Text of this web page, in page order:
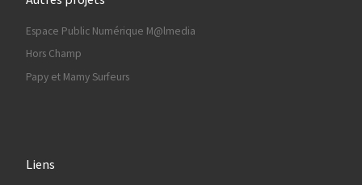
Espace Public Numérique M@lmedia
Hors Champ
Papy et Mamy Surfeurs
Liens